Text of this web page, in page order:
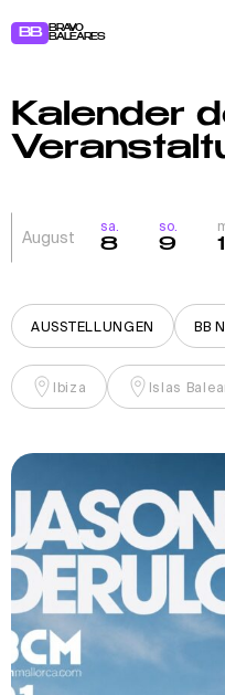
BB
BRAVO
BALEARES
KONZERTE
AUSSTELLUNGEN
FÜR
Kalender
August
sa.
8
so.
9
AUSSTELLUNGEN BB
Ibiza Islas